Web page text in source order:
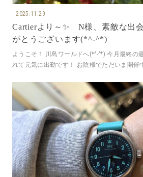
2025.11.29
Cartierより～✨ N様、素敵な出
がとうございます(*^-^*)
ようこそ！ 川島ワールドへ(*^-^*) 今月最終の
れて元気に出勤です！ お陰様でただいま開催